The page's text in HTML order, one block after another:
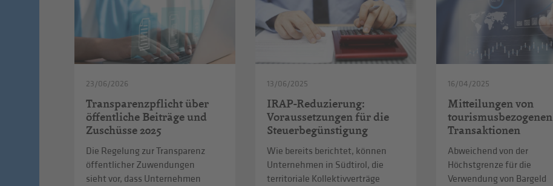
23/06/2026
Transparenzpflicht über
öffentliche Beiträge und
Zuschüsse 2025
Die Regelung zur Transparenz
öffentlicher Zuwendungen
sieht vor, dass Unternehmen
13/06/2025
IRAP-Reduzierung:
Voraussetzungen für die
Steuerbegünstigung
Wie bereits berichtet, können
Unternehmen in Südtirol, die
territoriale Kollektivverträge
16/04/2025
Mitteilungen von
tourismusbezogenen
Transaktionen
Abweichend von der
Höchstgrenze für die
Verwendung von Bargeld